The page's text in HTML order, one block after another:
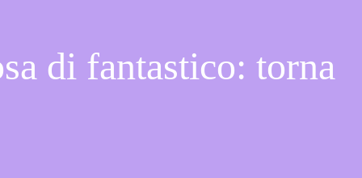
di fantastico: torna